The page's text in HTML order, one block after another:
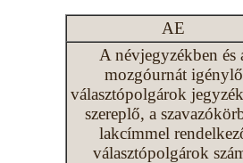
AE
A névjegyzékben és
mozgóurnát igénylő
választópolgárok
szereplő, a
lakcímmel
választópolgárok